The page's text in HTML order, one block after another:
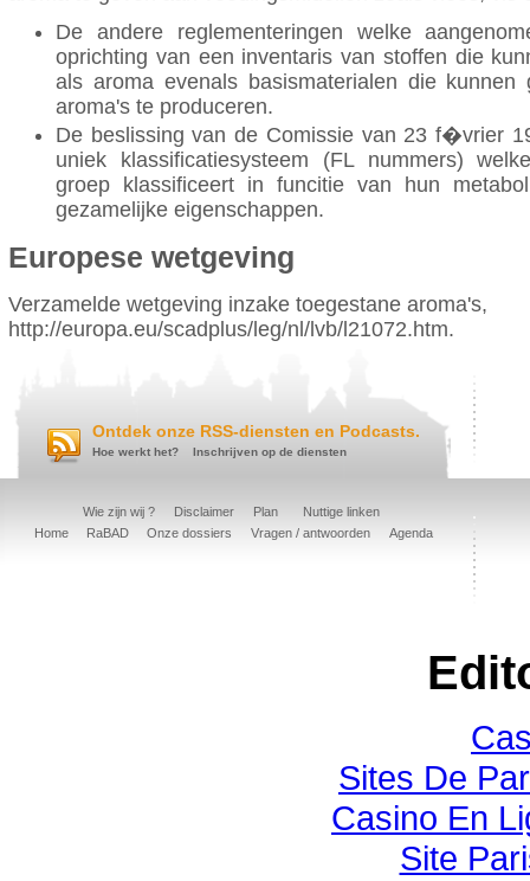
De andere reglementeringen welke
oprichting van een inventaris van stoffen die
als aroma evenals basismaterialen die kunnen
aroma's te produceren.
De beslissing van de Comissie van 23 f�vrier
uniek klassificatiesysteem (FL nummers)
groep klassificeert in funcitie van hun
gezamelijke eigenschappen.
Europese wetgeving
Verzamelde wetgeving inzake toegestane aroma's,
http://europa.eu/scadplus/leg/nl/lvb/l21072.htm.
Ontdek onze RSS-diensten en Podcasts.
Hoe werkt het? Inschrijven op de diensten
Wie zijn wij ? Disclaimer Plan
Nuttige linken
Home
RaBAD Onze dossiers Vragen / antwoorden Agenda
Sites De
Casino En
Site